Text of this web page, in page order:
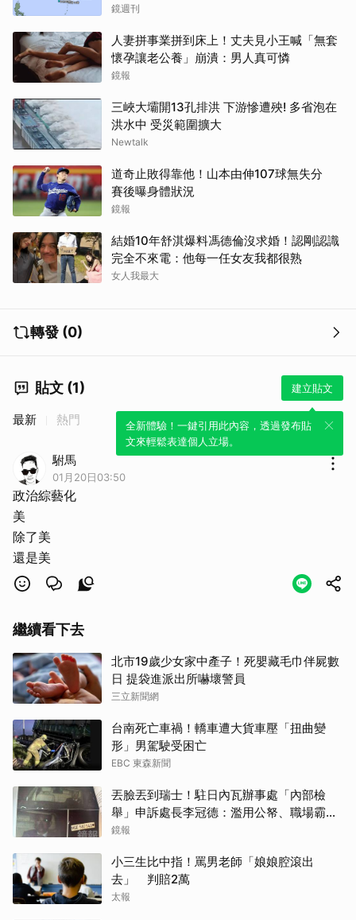
鏡週刊
人妻拼事業拼到床上！丈夫見小王喊「無套
懷孕讓老公養」崩潰：男人真可憐
鏡報
三峽大壩開13孔排洪 下游慘遭殃! 多省泡在
洪水中 受災範圍擴大
Newtalk
道奇止敗得靠他！山本由伸107球無失分
賽後曝身體狀況
鏡報
結婚10年舒淇爆料馮德倫沒求婚！認剛認識
完全不來電：他每一任女友我都很熟
女人我最大
轉發 (0)
貼文 (1) 建立貼文
全新體驗！一鍵引用此內容，透過發布貼
文來輕鬆表達個人立場。
最新 熱門
駙馬
01月20日03:50
政治綜藝化
美
除了美
還是美
繼續看下去
北市19歲少女家中產子！死嬰藏毛巾伴屍數
日 提袋進派出所嚇壞警員
三立新聞網
台南死亡車禍！轎車遭大貨車壓「扭曲變
形」男駕駛受困亡
EBC 東森新聞
丟臉丟到瑞士！駐日內瓦辦事處「內部檢
舉」申訴處長李冠德：濫用公帑、職場霸
凌、超速仔拒繳罰單 外交部要查了
鏡報
小三生比中指！罵男老師「娘娘腔滾出
去」 判賠2萬
太報